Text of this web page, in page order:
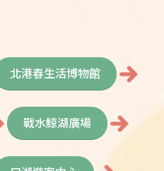
北港春生活博物館
戰水鯨湖廣場